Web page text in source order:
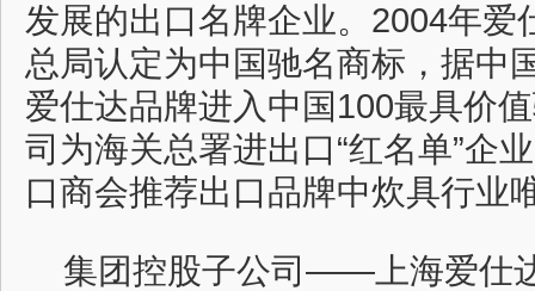
发展的出口名牌企业。2004年爱
总局认定为中国驰名商标，据中
爱仕达品牌进入中国100最具价
司为海关总署进出口“红名单”企
口商会推荐出口品牌中炊具行业
集团控股子公司——上海爱仕